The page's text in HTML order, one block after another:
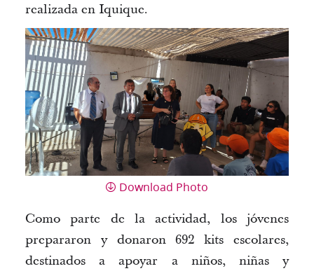
realizada en Iquique.
Download Photo
Como parte de la actividad, los jóvenes
prepararon y donaron692 kits escolares,
destinados a apoyar a niños, niñas y